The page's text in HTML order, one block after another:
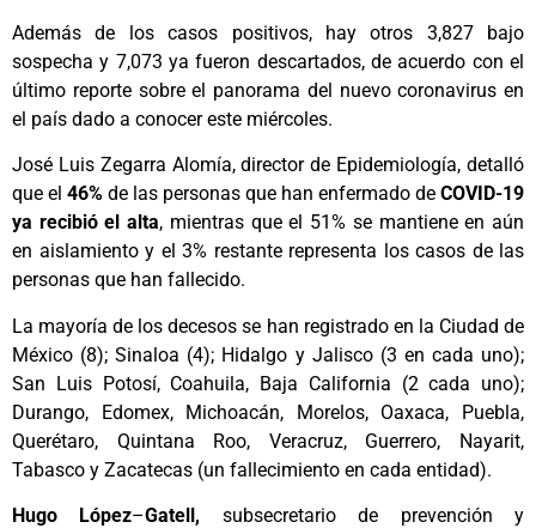
Además de los casos positivos, hay otros 3,827 bajo
sospecha y 7,073 ya fueron descartados, de acuerdo con el
último reporte sobre el panorama del nuevo coronavirus en
el país dado a conocer este miércoles.
José Luis Zegarra Alomía, director de Epidemiología, detalló
que el 46% de las personas que han enfermado de COVID-19
ya recibió el alta, mientras que el 51% se mantiene en aún
en aislamiento y el 3% restante representa los casos de las
personas que han fallecido.
La mayoría de los decesos se han registrado en la Ciudad de
México (8); Sinaloa (4); Hidalgo y Jalisco (3 en cada uno);
San Luis Potosí, Coahuila, Baja California (2 cada uno);
Durango, Edomex, Michoacán, Morelos, Oaxaca, Puebla,
Querétaro, Quintana Roo, Veracruz, Guerrero, Nayarit,
Tabasco y Zacatecas (un fallecimiento en cada entidad).
Hugo López–Gatell, ​​​​​​​subsecretario de prevención y